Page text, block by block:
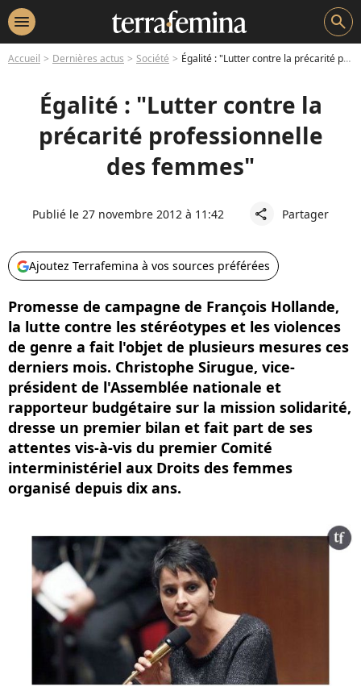
menu search
Accueil Dernières actus Société Égalité : "Lutter contre la précarité professionnelle des femmes"
Égalité : "Lutter contre la
précarité professionnelle
des femmes"
Publié le 27 novembre 2012 à 11:42 share Partager
Ajoutez Terrafemina à vos sources préférées
Promesse de campagne de François Hollande,
la lutte contre les stéréotypes et les violences
de genre a fait l'objet de plusieurs mesures ces
derniers mois. Christophe Sirugue, vice-
président de l'Assemblée nationale et
rapporteur budgétaire sur la mission solidarité,
dresse un premier bilan et fait part de ses
attentes vis-à-vis du premier Comité
interministériel aux Droits des femmes
organisé depuis dix ans.